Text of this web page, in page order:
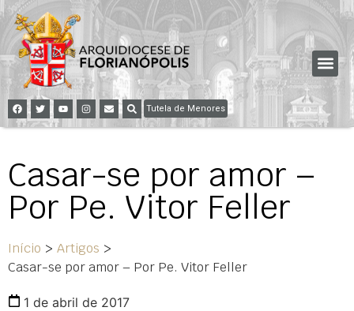
Tutela de Menores
Casar-se por amor –
Por Pe. Vitor Feller
Início > Artigos >
Casar-se por amor – Por Pe. Vitor Feller
1 de abril de 2017